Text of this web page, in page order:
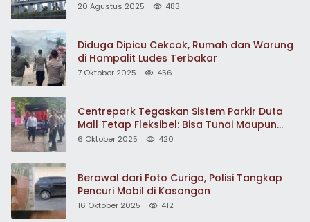
20 Agustus 2025 483
Diduga Dipicu Cekcok, Rumah dan Warung
di Hampalit Ludes Terbakar
7 Oktober 2025 456
Centrepark Tegaskan Sistem Parkir Duta
Mall Tetap Fleksibel: Bisa Tunai Maupun
Non-Tunai
6 Oktober 2025 420
Berawal dari Foto Curiga, Polisi Tangkap
Pencuri Mobil di Kasongan
16 Oktober 2025 412